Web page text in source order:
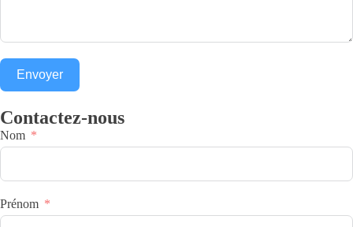
Envoyer
Contactez-nous
Nom
Prénom